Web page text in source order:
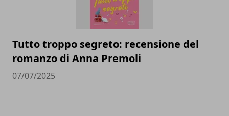
Tutto troppo segreto: recensione del
romanzo di Anna Premoli
07/07/2025